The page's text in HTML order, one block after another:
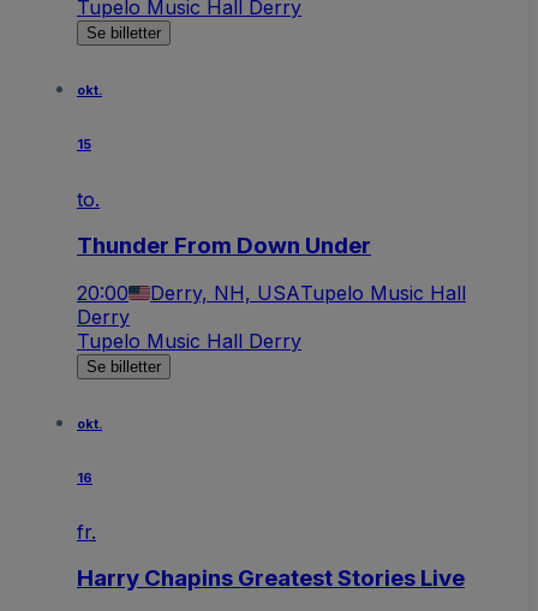
Tupelo Music Hall Derry
Se billetter
okt.
15
to.
Thunder From Down Under
20:00 Derry, NH, USATupelo Music Hall
Derry
Tupelo Music Hall Derry
Se billetter
okt.
16
fr.
Harry Chapins Greatest Stories Live